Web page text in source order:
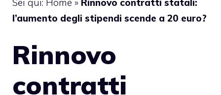
Sei qui: Home » Rinnovo contratti statali:
l’aumento degli stipendi scende a 20 euro?
Rinnovo
contratti